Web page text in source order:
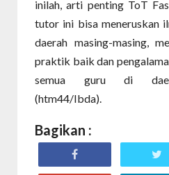
inilah, arti penting ToT
tutor ini bisa meneruskan
daerah masing-masing,
praktik baik dan
semua guru di
(htm44/Ibda).
Bagikan :